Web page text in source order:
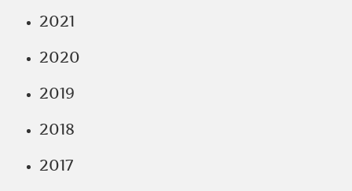
2021
2020
2019
2018
2017